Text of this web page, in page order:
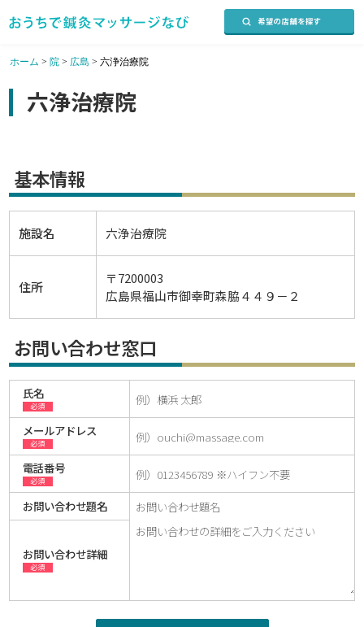
ホーム > 院> 広島 > 六浄治療院
六浄治療院
基本情報
施設名 六浄治療院
住所
〒7200003
広島県福山市御幸町森脇４４９－２
お問い合わせ窓口
氏名
必須
メールアドレス
必須
電話番号
必須
お問い合わせ題名
お問い合わせ詳細
必須